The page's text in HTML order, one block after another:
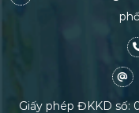
Giấy phép ĐKKD số: